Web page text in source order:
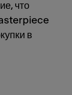
что
в